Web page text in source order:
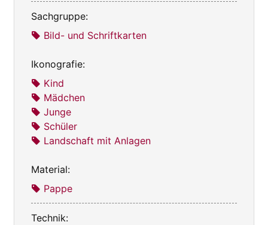
Sachgruppe:
Bild- und Schriftkarten
Ikonografie:
Kind
Mädchen
Junge
Schüler
Landschaft mit Anlagen
Material:
Pappe
Technik: